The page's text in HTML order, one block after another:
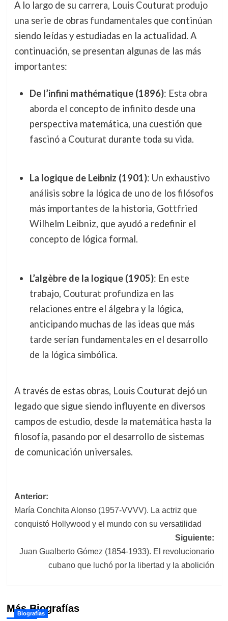
A lo largo de su carrera, Louis Couturat produjo
una serie de obras fundamentales que continúan
siendo leídas y estudiadas en la actualidad. A
continuación, se presentan algunas de las más
importantes:
De l’infini mathématique (1896): Esta obra
aborda el concepto de infinito desde una
perspectiva matemática, una cuestión que
fascinó a Couturat durante toda su vida.
La logique de Leibniz (1901): Un exhaustivo
análisis sobre la lógica de uno de los filósofos
más importantes de la historia, Gottfried
Wilhelm Leibniz, que ayudó a redefinir el
concepto de lógica formal.
L’algèbre de la logique (1905): En este
trabajo, Couturat profundiza en las
relaciones entre el álgebra y la lógica,
anticipando muchas de las ideas que más
tarde serían fundamentales en el desarrollo
de la lógica simbólica.
A través de estas obras, Louis Couturat dejó un
legado que sigue siendo influyente en diversos
campos de estudio, desde la matemática hasta la
filosofía, pasando por el desarrollo de sistemas
de comunicación universales.
Navegación
de
entradas
Anterior:
María Conchita Alonso (1957-VVVV). La actriz que
conquistó Hollywood y el mundo con su versatilidad
Siguiente:
Juan Gualberto Gómez (1854-1933). El revolucionario
cubano que luchó por la libertad y la abolición
Más Biografías
Biografías